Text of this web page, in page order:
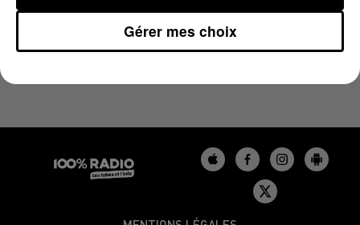
Gérer mes choix